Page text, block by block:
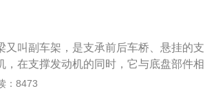
为钢材，高端车型将使用铸造铝合金。判
具比较对角线长度；副车架是车桥、车桥和
通过副车架与主车架刚性或柔性（橡胶或
的汽车才有副车架，非承重车身设计的汽
又叫副车架，是支承前后车桥、悬挂的支
在支撑发动机的同时，它与底盘部件相
一旦损坏，就需要更换，同时保养会影响
：8473